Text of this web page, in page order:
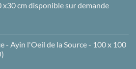
x30 cm disponible sur demande
- Ayin l'Oeil de la Source - 100 x 100